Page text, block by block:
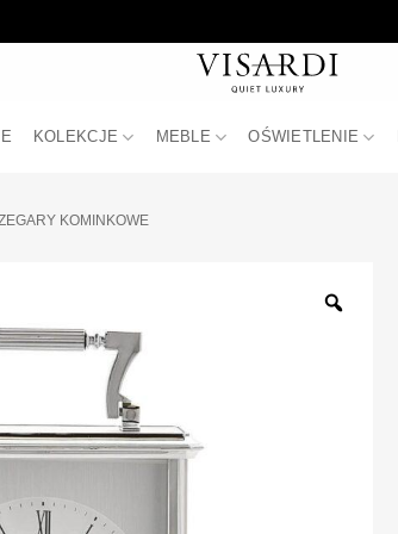
KOLEKCJE MEBLE OŚWIETLENIE
KOMINKOWE